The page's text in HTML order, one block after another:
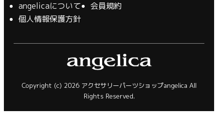
angelicaについて
会員規約
個人情報保護方針
Copyright (c) 2026 アクセサリーパーツショップangelica All
Rights Reserved.